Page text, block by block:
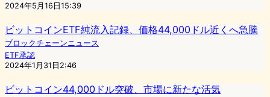
2024年5月16日15:39
ビットコインETF純流入記録、価格44,000ドル近くへ急騰
ブロックチェーンニュース
ETF承認
2024年1月31日2:46
ビットコイン44,000ドル突破、市場に新たな活気